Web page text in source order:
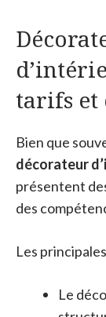
tarifs et
Bien que
décorateur
présentent
des
Les
Le